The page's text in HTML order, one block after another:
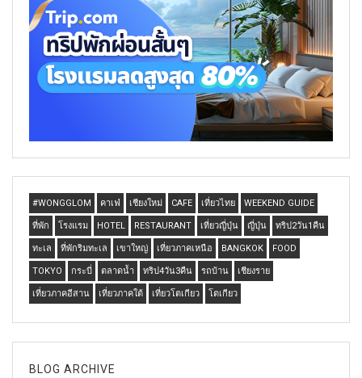
#WONGGLOM คาเฟ่ เชียงใหม่ CAFE เที่ยวไทย WEEKEND GUIDE
ที่พัก โรงแรม HOTEL RESTAURANT เที่ยวญี่ปุ่น ญี่ปุ่น ทริป2วัน1คืน
ทะเล ที่พักริมทะเล เขาใหญ่ เที่ยวภาคเหนือ BANGKOK FOOD
TOKYO กระบี่ ตลาดน้ำ ทริป4วัน3คืน รถบ้าน เชียงราย
เที่ยวภาคอีสาน เที่ยวภาคใต้ เที่ยวโตเกียว โตเกียว
BLOG ARCHIVE